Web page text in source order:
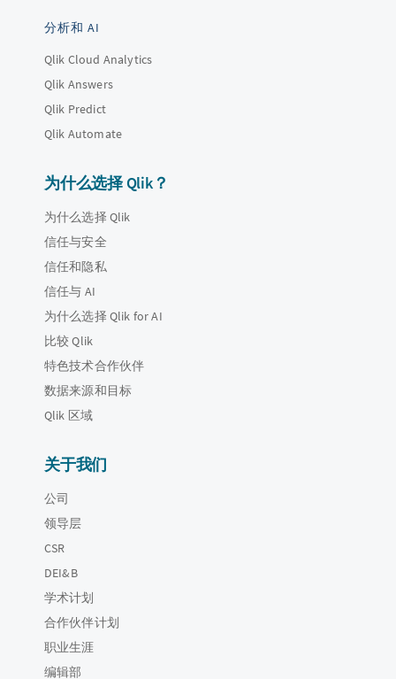
分析和 AI
Qlik Cloud Analytics
Qlik Answers
Qlik Predict
Qlik Automate
为什么选择 Qlik？
为什么选择 Qlik
信任与安全
信任和隐私
信任与 AI
为什么选择 Qlik for AI
比较 Qlik
特色技术合作伙伴
数据来源和目标
Qlik 区域
关于我们
公司
领导层
CSR
DEI&B
学术计划
合作伙伴计划
职业生涯
编辑部